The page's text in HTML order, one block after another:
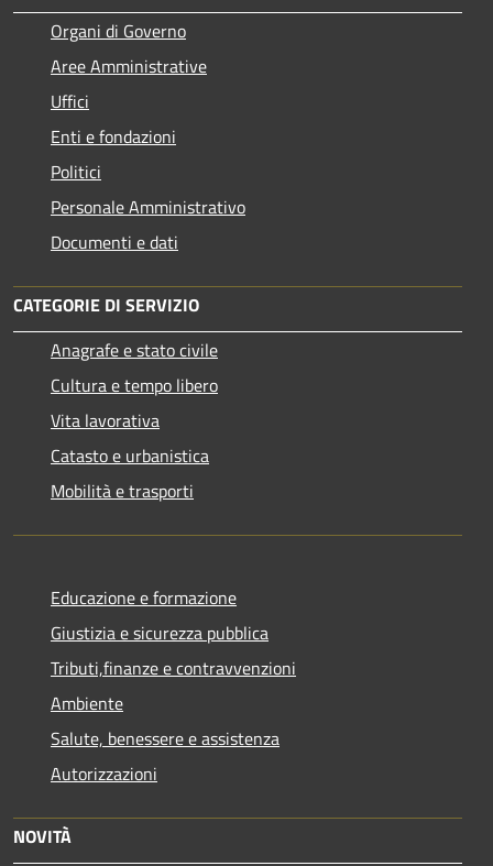
Organi di Governo
Aree Amministrative
Uffici
Enti e fondazioni
Politici
Personale Amministrativo
Documenti e dati
CATEGORIE DI SERVIZIO
Anagrafe e stato civile
Cultura e tempo libero
Vita lavorativa
Catasto e urbanistica
Mobilità e trasporti
Educazione e formazione
Giustizia e sicurezza pubblica
Tributi,finanze e contravvenzioni
Ambiente
Salute, benessere e assistenza
Autorizzazioni
NOVITÀ